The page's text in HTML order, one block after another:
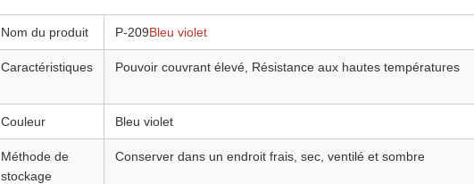
Nom du produit P-209Bleu violet
Caractéristiques Pouvoir couvrant élevé, Résistance aux hautes températures
Couleur Bleu violet
Méthode de
stockage
Conserver dans un endroit frais, sec, ventilé et sombre